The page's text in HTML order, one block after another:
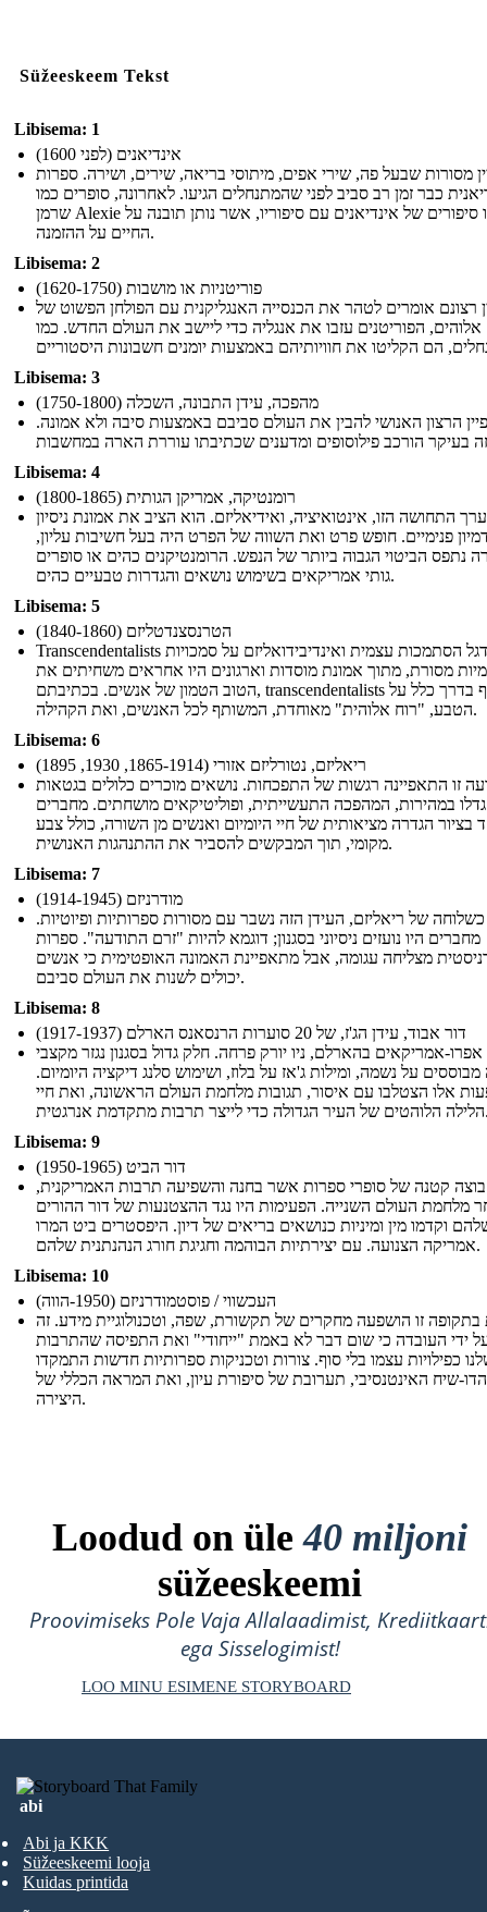
Süžeeskeem Tekst
Libisema: 1
אינדיאנים (לפני 1600)
מסורות שבעל פה, שירי אפים, מיתוסי בריאה, שירים, ושירה. ספרות
כבר זמן רב סביב לפני שהמתנחלים הגיעו. לאחרונה, סופרים כמו
שרמן Alexie החיו סיפורים של אינדיאנים עם סיפוריו, אשר נותן תובנה על
החיים על ההזמנה.
Libisema: 2
פוריטניות או מושבות (1620-1750)
רצונם אומרים לטהר את הכנסייה האנגליקנית עם הפולחן הפשוט של
אלוהים, הפוריטנים עזבו את אנגליה כדי ליישב את העולם החדש. כמו
Libisema: 3
מהפכה, עידן התבונה, השכלה (1750-1800)
הרצון האנושי להבין את העולם סביבם באמצעות סיבה ולא אמונה.
Libisema: 4
רומנטיקה, אמריקן הגותית (1800-1865)
התחושה הזו, אינטואיציה, ואידיאליזם. הוא הציב את אמונת ניסיון
פנימיים. חופש פרט ואת השווה של הפרט היה בעל חשיבות עליון,
נתפס הביטוי הגבוה ביותר של הנפש. הרומנטיקנים כהים או סופרים
גותי אמריקאים בשימוש נושאים והגדרות טבעיים כהים.
Libisema: 5
הטרנסצנדטליזם (1840-1860)
Transcendentalists דגל הסתמכות עצמית ואינדיבידואליזם על סמכויות
מסורת, מתוך אמונת מוסדות וארגונים היו אחראים משחיתים את
הטוב הטמון של אנשים. בכתיבתם, transcendentalists משתקף בדרך כלל על
הטבע, "רוח אלוהית" מאוחדת, המשותף לכל האנשים, ואת הקהילה.
Libisema: 6
ריאליזם, נטורליזם אזורי (1865-1914, 1930, 1895)
זו התאפיינה רגשות של התפכחות. נושאים מוכרים כלולים בגטאות
במהירות, המהפכה התעשייתית, ופוליטיקאים מושחתים. מחברים
בציור הגדרה מציאותית של חיי היומיום ואנשים מן השורה, כולל צבע
מקומי, תוך המבקשים להסביר את ההתנהגות האנושית.
Libisema: 7
מודרניזם (1914-1945)
של ריאליזם, העידן הזה נשבר עם מסורות ספרותיות ופיוטיות.
מחברים היו נועזים ניסיוני בסגנון; דוגמא להיות "זרם התודעה". ספרות
מצליחה עגומה, אבל מתאפיינת האמונה האופטימית כי אנשים
יכולים לשנות את העולם סביבם.
Libisema: 8
דור אבוד, עידן הג'ז, של 20 סוערות הרנסאנס הארלם (1917-1937)
אמריקאים בהארלם, ניו יורק פרחה. חלק גדול בסגנון נגזר מקצבי
על נשמה, ומילות ג'אז על בלוז, ושימוש סלנג דיקציה היומיום.
אלו הצטלבו עם איסור, תגובות מלחמת העולם הראשונה, ואת חיי
מתקדמת אנרגטית.
Libisema: 9
דור הביט (1950-1965)
קטנה של סופרי ספרות אשר בחנה והשפיעה תרבות האמריקנית,
מלחמת העולם השנייה. הפעימות היו נגד ההצטנעות של דור ההורים
וקדמו מין ומיניות כנושאים בריאים של דיון. היפסטרים ביט המרו
אמריקה הצנועה. עם יצירתיות הבוהמה וחגיגת חורג הנהנתנית שלהם.
Libisema: 10
העכשווי / פוסטמודרניזם (1950-הווה)
בתקופה זו הושפעה מחקרים של תקשורת, שפה, וטכנולוגיית מידע. זה
ידי העובדה כי שום דבר לא באמת "ייחודי" ואת התפיסה שהתרבות
כפילויות עצמו בלי סוף. צורות וטכניקות ספרותיות חדשות התמקדו
הדו-שיח האינטנסיבי, תערובת של סיפורת עיון, ואת המראה הכללי של
היצירה.
Loodud on üle40 miljoni
süžeeskeemi
Proovimiseks Pole Vaja Allalaadimist,
ega Sisselogimist!
LOO MINU ESIMENE STORYBOARD
abi
Abi ja KKK
Süžeeskeemi looja
Kuidas printida